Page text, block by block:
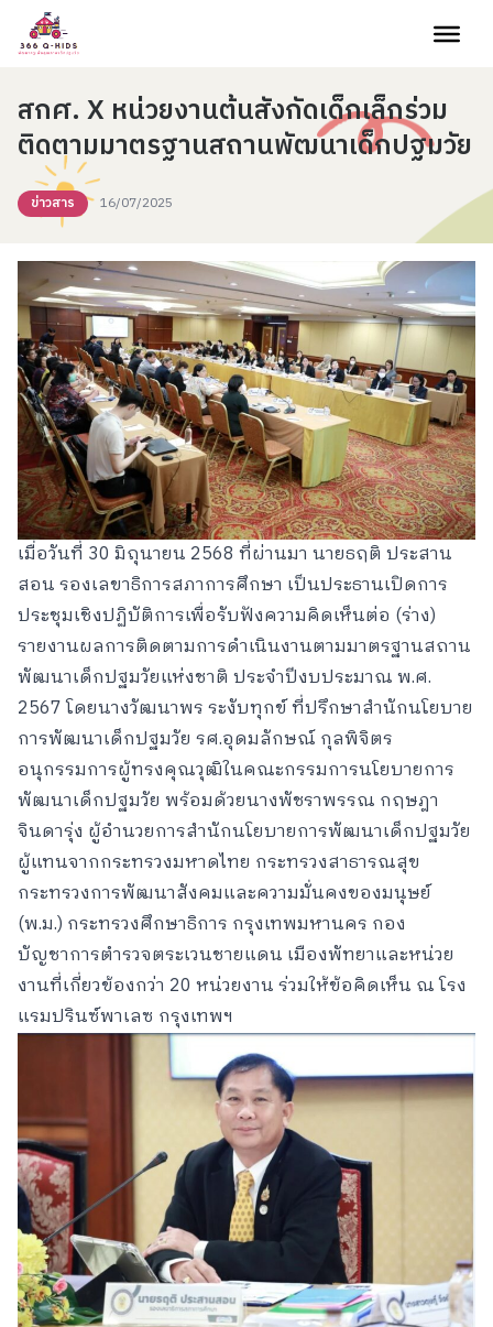
Skip to content
สกศ. X หน่วยงานต้นสังกัดเด็กเล็กร่วม
ติดตามมาตรฐานสถานพัฒนาเด็กปฐมวัย
ข่าวสาร 16/07/2025
เมื่อวันที่ 30 มิถุนายน 2568 ที่ผ่านมา นายธฤติ ประสาน
สอน รองเลขาธิการสภาการศึกษา เป็นประธานเปิดการ
ประชุมเชิงปฏิบัติการเพื่อรับฟังความคิดเห็นต่อ (ร่าง)
รายงานผลการติดตามการดำเนินงานตามมาตรฐานสถาน
พัฒนาเด็กปฐมวัยแห่งชาติ ประจำปีงบประมาณ พ.ศ.
2567 โดยนางวัฒนาพร ระงับทุกข์ ที่ปรึกษาสำนักนโยบาย
การพัฒนาเด็กปฐมวัย รศ.อุดมลักษณ์ กุลพิจิตร
อนุกรรมการผู้ทรงคุณวุฒิในคณะกรรมการนโยบายการ
พัฒนาเด็กปฐมวัย พร้อมด้วยนางพัชราพรรณ กฤษฎา
จินดารุ่ง ผู้อำนวยการสำนักนโยบายการพัฒนาเด็กปฐมวัย
ผู้แทนจากกระทรวงมหาดไทย กระทรวงสาธารณสุข
กระทรวงการพัฒนาสังคมและความมั่นคงของมนุษย์
(พ.ม.) กระทรวงศึกษาธิการ กรุงเทพมหานคร กอง
บัญชาการตำรวจตระเวนชายแดน เมืองพัทยาและหน่วย
งานที่เกี่ยวข้องกว่า 20 หน่วยงาน ร่วมให้ข้อคิดเห็น ณ โรง
แรมปรินซ์พาเลซ กรุงเทพฯ